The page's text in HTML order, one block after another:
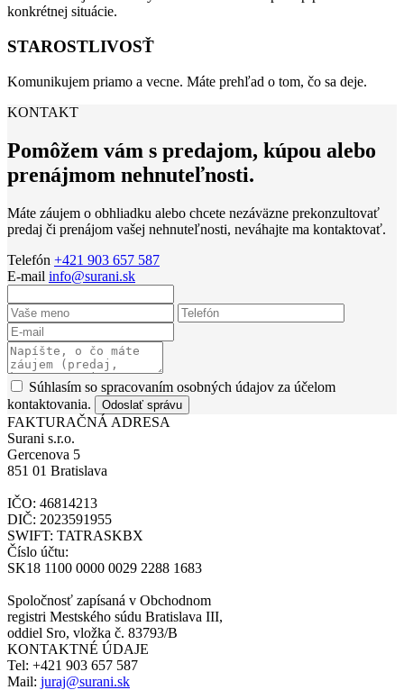
konkrétnej situácie.
STAROSTLIVOSŤ
Komunikujem priamo a vecne. Máte prehľad o tom, čo sa deje.
KONTAKT
Pomôžem vám s predajom, kúpou alebo
prenájmom nehnuteľnosti.
Máte záujem o obhliadku alebo chcete nezáväzne prekonzultovať
predaj či prenájom vašej nehnuteľnosti, neváhajte ma kontaktovať.
Telefón +421 903 657 587
E-mail info@surani.sk
Súhlasím so spracovaním osobných údajov za účelom
kontaktovania.
Odoslať správu
FAKTURAČNÁ ADRESA
Surani s.r.o.
Gercenova 5
851 01 Bratislava
IČO: 46814213
DIČ: 2023591955
SWIFT: TATRASKBX
Číslo účtu:
SK18 1100 0000 0029 2288 1683
Spoločnosť zapísaná v Obchodnom
registri Mestského súdu Bratislava III,
oddiel Sro, vložka č. 83793/B
KONTAKTNÉ ÚDAJE
Tel: +421 903 657 587
Mail: juraj@surani.sk